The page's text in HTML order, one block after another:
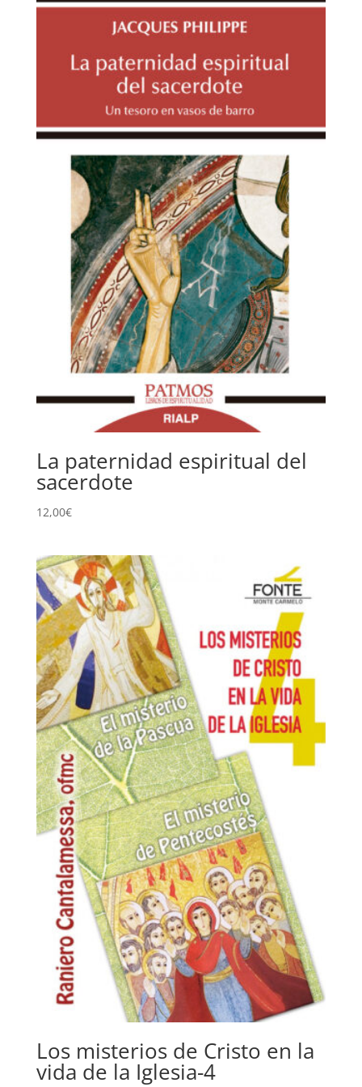
La paternidad espiritual del
sacerdote
12,00€
Los misterios de Cristo en la
vida de la Iglesia-4